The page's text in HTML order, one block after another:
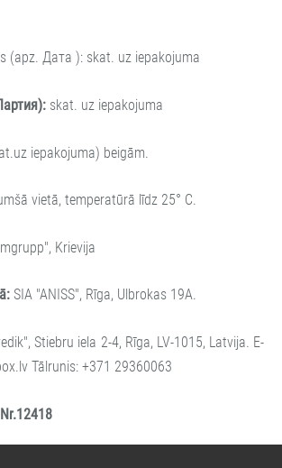
(apz. Дата ): skat. uz iepakojuma
skat. uz iepakojuma
iepakojuma) beigām.
vietā, temperatūrā līdz 25° C.
Krievija
SIA "ANISS", Rīga, Ulbrokas 19A.
Stiebru iela 2-4, Rīga, LV-1015, Latvija. E-
Tālrunis: +371 29360063
12418